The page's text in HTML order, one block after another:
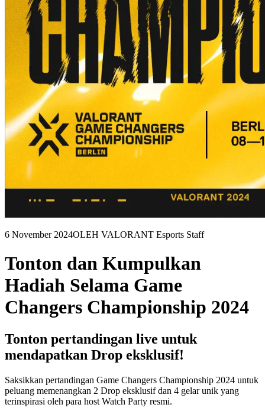
6 November 2024OLEH VALORANT Esports Staff
Tonton dan Kumpulkan
Hadiah Selama Game
Changers Championship 2024
Tonton pertandingan live untuk
mendapatkan Drop eksklusif!
Saksikkan pertandingan Game Changers Championship 2024 untuk
peluang memenangkan 2 Drop eksklusif dan 4 gelar unik yang
terinspirasi oleh para host Watch Party resmi.